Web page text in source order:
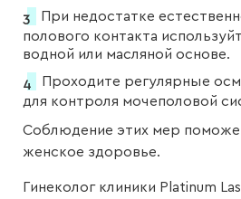
При недостатке
полового контакта
водной или масляной основе.
Проходите регулярные
для контроля мочеполовой
Соблюдение этих мер
женское здоровье.
Гинеколог клиники Platinum